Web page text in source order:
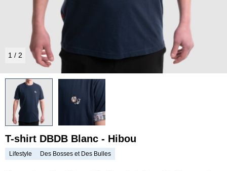
1 / 2
T-shirt DBDB Blanc - Hibou
Lifestyle Des Bosses et Des Bulles